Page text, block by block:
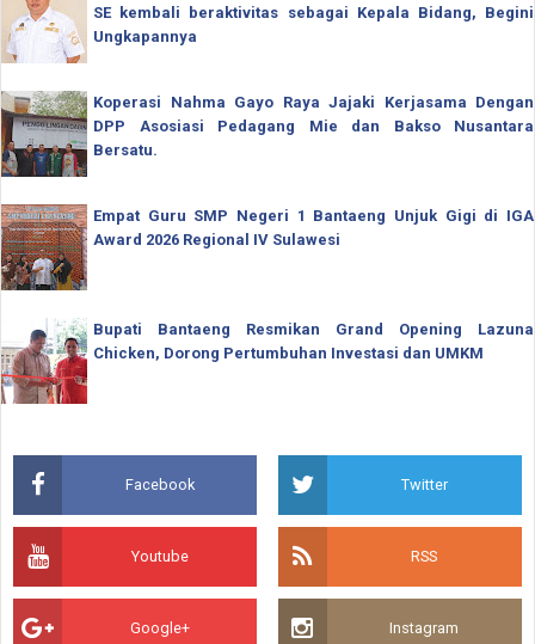
SE kembali beraktivitas sebagai Kepala Bidang, Begini
Ungkapannya
Koperasi Nahma Gayo Raya Jajaki Kerjasama Dengan
DPP Asosiasi Pedagang Mie dan Bakso Nusantara
Bersatu.
Empat Guru SMP Negeri 1 Bantaeng Unjuk Gigi di IGA
Award 2026 Regional IV Sulawesi
Bupati Bantaeng Resmikan Grand Opening Lazuna
Chicken, Dorong Pertumbuhan Investasi dan UMKM
Facebook Twitter
Youtube RSS
Google+ Instagram